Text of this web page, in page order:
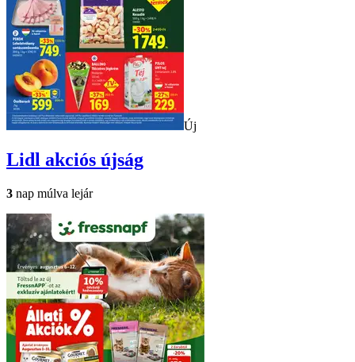
Új
Lidl akciós újság
3 nap múlva lejár